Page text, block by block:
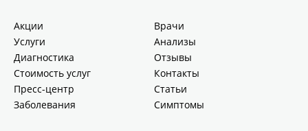
Акции
Врачи
Услуги
Анализы
Диагностика
Отзывы
Стоимость услуг
Контакты
Пресс-центр
Статьи
Заболевания
Симптомы